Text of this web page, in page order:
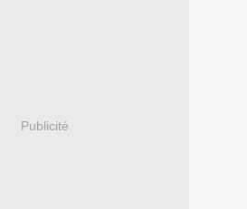
Publicité